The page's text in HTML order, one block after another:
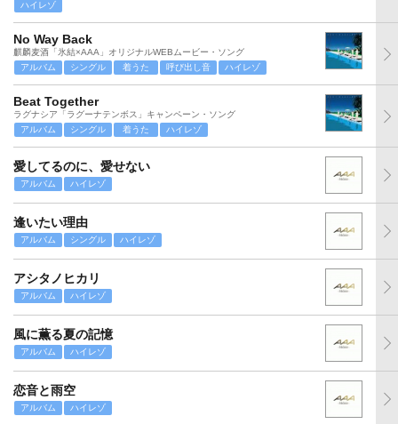
ハイレゾ
No Way Back
麒麟麦酒「氷結×AAA」オリジナルWEBムービー・ソング
アルバム
シングル 着うた 呼び出し音 ハイレゾ
Beat Together
ラグナシア「ラグーナテンボス」キャンペーン・ソング
アルバム
シングル 着うた ハイレゾ
愛してるのに、愛せない
アルバム ハイレゾ
逢いたい理由
アルバム シングル ハイレゾ
アシタノヒカリ
アルバム ハイレゾ
風に薫る夏の記憶
アルバム ハイレゾ
恋音と雨空
アルバム ハイレゾ